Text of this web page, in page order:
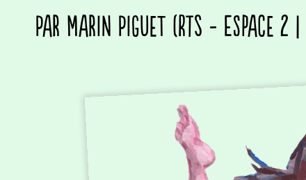
Par Marin Piguet (RTS - Espace